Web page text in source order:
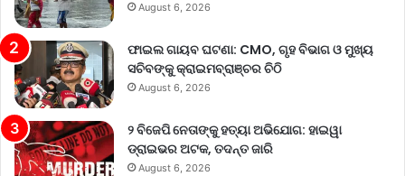
August 6, 2026
ଫାଇଲ ଗାୟବ ଘଟଣା: CMO, ଗୃହ ବିଭାଗ ଓ ମୁଖ୍ୟ
ସଚିବଙ୍କୁ କ୍ରାଇମବ୍ରାଞ୍ଚର ଚିଠି
August 6, 2026
୨ ବିଜେପି ନେତାଙ୍କୁ ହତ୍ୟା ଅଭିଯୋଗ: ହାଇୱା
ଡ୍ରାଇଭର ଅଟକ, ତଦନ୍ତ ଜାରି
August 6, 2026